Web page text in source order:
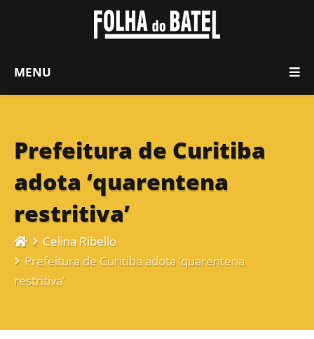
MENU
Prefeitura de Curitiba
adota ‘quarentena
restritiva’
Celina Ribello
Prefeitura de Curitiba adota ‘quarentena
restritiva’